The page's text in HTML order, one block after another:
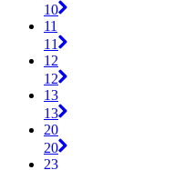
10
11
11
12
12
13
13
20
20
23